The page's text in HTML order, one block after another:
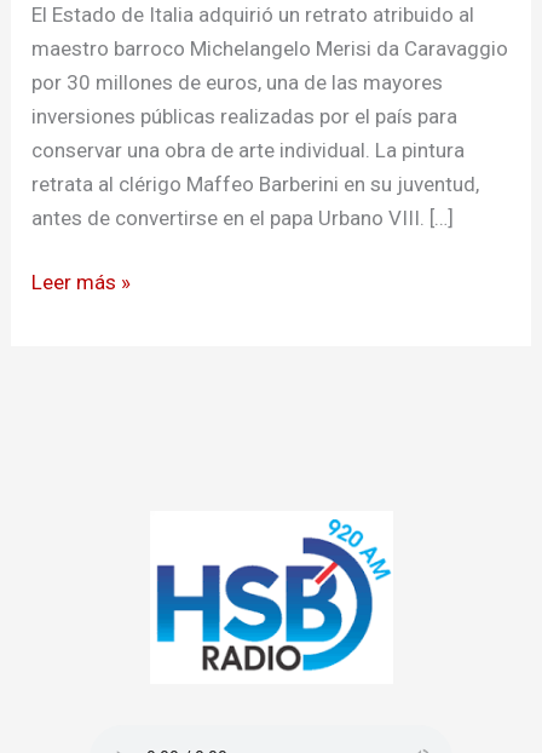
El Estado de Italia adquirió un retrato atribuido al
maestro barroco Michelangelo Merisi da Caravaggio
por 30 millones de euros, una de las mayores
inversiones públicas realizadas por el país para
conservar una obra de arte individual. La pintura
retrata al clérigo Maffeo Barberini en su juventud,
antes de convertirse en el papa Urbano VIII. […]
Leer más »